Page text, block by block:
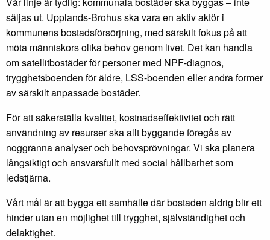
säljas ut. Upplands-Brohus ska vara en aktiv aktör i
kommunens bostadsförsörjning, med särskilt fokus på att
möta människors olika behov genom livet. Det kan handla
om satellitbostäder för personer med NPF-diagnos,
trygghetsboenden för äldre, LSS-boenden eller andra former
av särskilt anpassade bostäder.
För att säkerställa kvalitet, kostnadseffektivitet och rätt
användning av resurser ska allt byggande föregås av
noggranna analyser och behovsprövningar. Vi ska planera
långsiktigt och ansvarsfullt med social hållbarhet som
ledstjärna.
Vårt mål är att bygga ett samhälle där bostaden aldrig blir ett
hinder utan en möjlighet till trygghet, självständighet och
delaktighet.